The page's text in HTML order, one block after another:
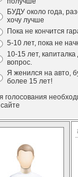
БУДУ около года,
хочу лучше
Пока не кончится
5-10 лет, пока не
10-15 лет,
вопрос.
Я женился на авто,
более 15 лет!
голосования